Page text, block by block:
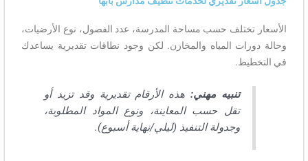
الأسعار تختلف حسب مساحة المدرسة، عدد الفصول، نوع الأرضيات،
وحالة دورات المياه والمخازن. لكن وجود نطاقات تقديرية يساعدك
في التخطيط.
تنبيه مهني: هذه الأرقام تقديرية وقد تزيد أو
تقل حسب المعاينة، ونوع المواد المطلوبة،
وجدولة التنفيذ (ليلي/نهاية أسبوع).